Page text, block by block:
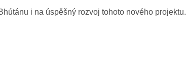
i na úspěšný rozvoj tohoto nového projektu.